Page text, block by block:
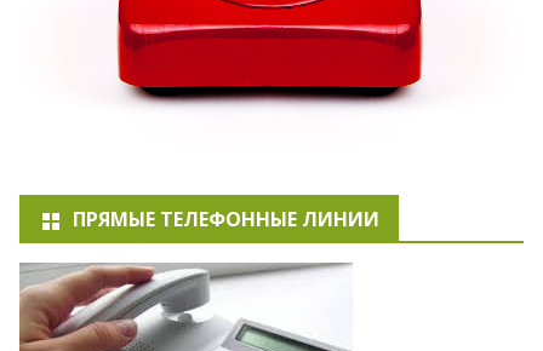
ПРЯМЫЕ ТЕЛЕФОННЫЕ ЛИНИИ